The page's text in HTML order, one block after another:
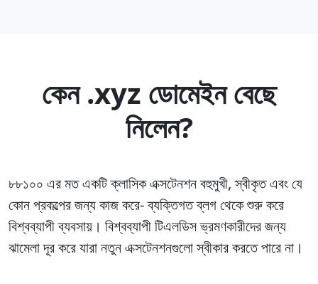
কেন .xyz ডোমেইন বেছে
নিলেন?
৮৮১০০ এর মত একটি ক্লাসিক এক্সটেনশন বহুমুখী, স্বীকৃত এবং যে
কোন প্রকল্পের জন্য কাজ করে- ব্যক্তিগত ব্লগ থেকে শুরু করে
বিশ্বব্যাপী ব্যবসায়। বিশ্বব্যাপী টিএলডিস ভ্রমণকারীদের জন্য
ঝামেলা দূর করে যারা নতুন এক্সটেনশনগুলো স্বীকার করতে পারে না।